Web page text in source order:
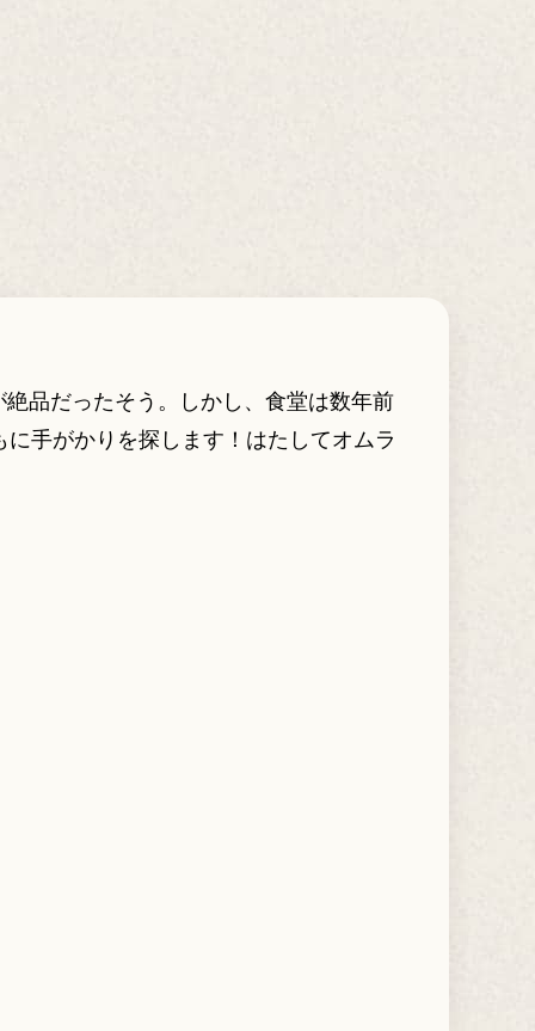
品だったそう。しかし、食堂は数年前
手がかりを探します！はたしてオムラ